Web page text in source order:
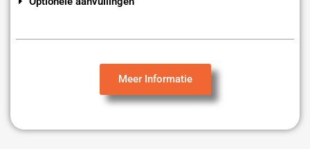
Meer Informatie